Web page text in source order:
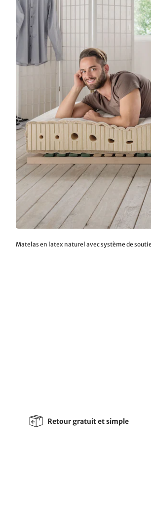
Matelas en latex naturel avec système de
Retour gratuit et simple